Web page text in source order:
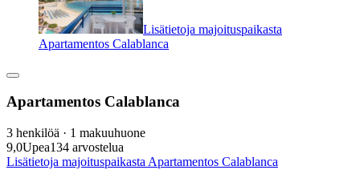
Lisätietoja majoituspaikasta
Apartamentos Calablanca
Apartamentos Calablanca
3 henkilöä · 1 makuuhuone
9,0Upea134 arvostelua
Lisätietoja majoituspaikasta Apartamentos Calablanca